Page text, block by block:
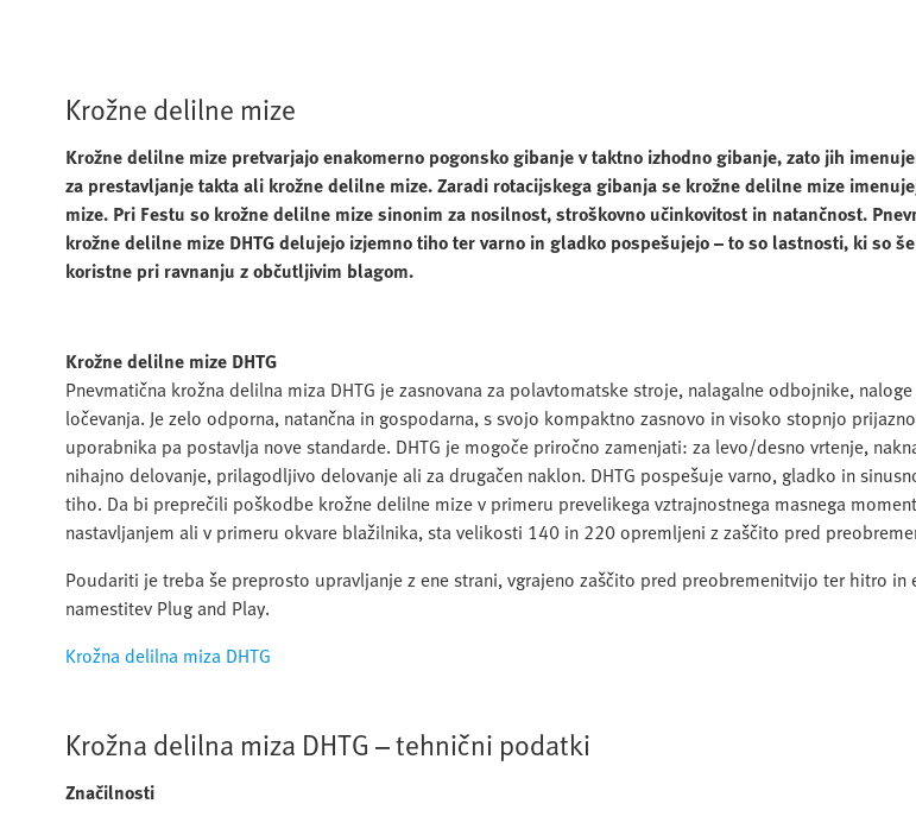
Krožne delilne mize
Krožne delilne mize pretvarjajo enakomerno pogonsko gibanje v taktno izhodno gibanje, zato jih
za prestavljanje takta ali krožne delilne mize. Zaradi rotacijskega gibanja se krožne delilne mize
mize. Pri Festu so krožne delilne mize sinonim za nosilnost, stroškovno učinkovitost in natančnost.
krožne delilne mize DHTG delujejo izjemno tiho ter varno in gladko pospešujejo – to so lastnosti, ki so
koristne pri ravnanju z občutljivim blagom.
Krožne delilne mize DHTG
Pnevmatična krožna delilna miza DHTG je zasnovana za polavtomatske stroje, nalagalne odbojnike,
ločevanja. Je zelo odporna, natančna in gospodarna, s svojo kompaktno zasnovo in visoko stopnjo
uporabnika pa postavlja nove standarde. DHTG je mogoče priročno zamenjati: za levo/desno vrtenje,
nihajno delovanje, prilagodljivo delovanje ali za drugačen naklon. DHTG pospešuje varno, gladko in
tiho. Da bi preprečili poškodbe krožne delilne mize v primeru prevelikega vztrajnostnega masnega
nastavljanjem ali v primeru okvare blažilnika, sta velikosti 140 in 220 opremljeni z zaščito pred
Poudariti je treba še preprosto upravljanje z ene strani, vgrajeno zaščito pred preobremenitvijo ter hitro in
namestitev Plug and Play.
Krožna delilna miza DHTG
Krožna delilna miza DHTG – tehnični podatki
Značilnosti